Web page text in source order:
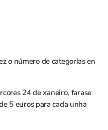
o número de categorías en
24 de xaneiro, farase
5 euros para cada unha